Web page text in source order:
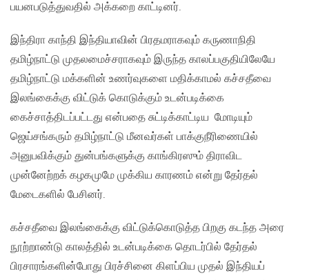
பயனபடுத்துவதில் அக்கறை காட்டினர்.
இந்திரா காந்தி இந்தியாவின் பிரதமராகவும் கருணாநிதி
தமிழ்நாட்டு முதலமைச்சராகவும் இருந்த காலப்பகுதியிலேயே
தமிழ்நாட்டு மக்களின் உணர்வுகளை மதிக்காமல் கச்சதீவை
இலங்கைக்கு விட்டுக் கொடுக்கும் உடன்படிக்கை
கைச்சாத்திடப்பட்டது என்பதை சுட்டிக்காட்டிய மோடியும்
ஜெய்சங்கரும் தமிழ்நாட்டு மீனவர்கள் பாக்குநீரிணையில்
அனுபவிக்கும் துன்பங்களுக்கு காங்கிரஸும் திராவிட
முன்னேற்றக் கழகமுமே முக்கிய காரணம் என்று தேர்தல்
மேடைகளில் பேசினர்.
கச்சதீவை இலங்கைக்கு விட்டுக்கொடுத்த பிறகு கடந்த அரை
நூற்றாண்டு காலத்தில் உடன்படிக்கை தொடர்பில் தேர்தல்
பிரசாரங்களின்போது பிரச்சினை கிளப்பிய முதல் இந்தியப்